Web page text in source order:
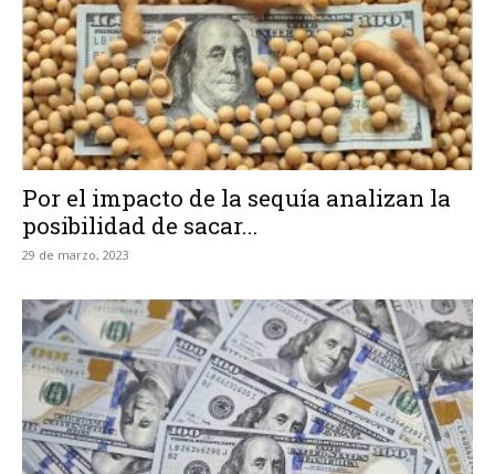
Por el impacto de la sequía analizan la
posibilidad de sacar...
29 de marzo, 2023